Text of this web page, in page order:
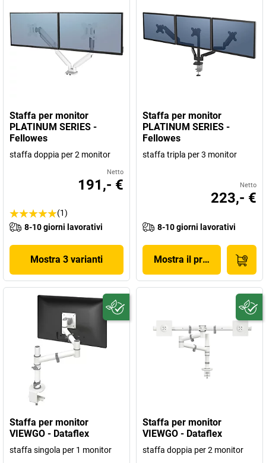
Staffa per monitor
PLATINUM SERIES -
Fellowes
staffa doppia per 2 monitor
Netto
191,- €
(1)
8-10 giorni lavorativi
Mostra 3 varianti
Staffa per monitor
PLATINUM SERIES -
Fellowes
staffa tripla per 3 monitor
Netto
223,- €
8-10 giorni lavorativi
Mostra il prodotto
Staffa per monitor
VIEWGO - Dataflex
staffa singola per 1 monitor
Staffa per monitor
VIEWGO - Dataflex
staffa doppia per 2 monitor